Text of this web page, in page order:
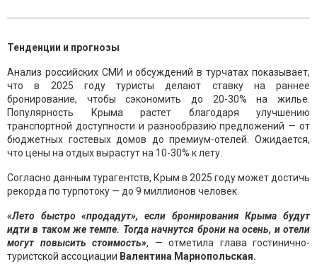
Тенденции и прогнозы
Анализ российских СМИ и обсуждений в турчатах показывает,
что в 2025 году туристы делают ставку на раннее
бронирование, чтобы сэкономить до 20-30% на жилье.
Популярность Крыма растет благодаря улучшению
транспортной доступности и разнообразию предложений — от
бюджетных гостевых домов до премиум-отелей. Ожидается,
что цены на отдых вырастут на 10-30% к лету.
Согласно данным турагентств, Крым в 2025 году может достичь
рекорда по турпотоку — до 9 миллионов человек.
«Лето быстро «продадут», если бронирования Крыма будут
идти в таком же темпе. Тогда начнутся брони на осень, и отели
могут повысить стоимость», — отметила глава гостинично-
туристской ассоциации Валентина Марнопольская.